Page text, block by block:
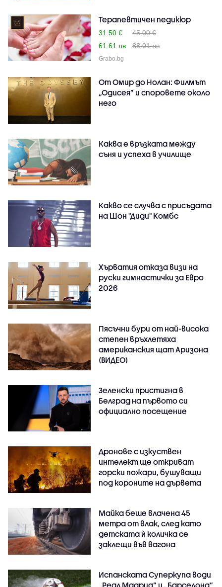
Терапевтичен педикюр
31.50 €
45.00 €
61.61 лв
88.01 лв
Grabo.bg
От Омир до Нолан: Филмът
„Одисея” и споровете около
него
Каква е връзката между
съня и успеха в училище
Какво се случва с присъдата
на Шон "Диди" Комбс
Хърватия отказа визи на
руски гимнастички за Евро
2026
Пясъчни бури от най-висока
степен връхлетяха
американския щат Аризона
(ВИДЕО)
Зеленски пристигна в
Белград на първото си
официално посещение
Дронове с изкуствен
интелект ще откриват
горски пожари, бушуващи
под короните на дървета
Майка беше влачена 45
метра от влак, след като
детската ѝ количка се
заклещи във вагона
Испанската Суперкупа води
„Реал Мадрид“ и „Барселона“